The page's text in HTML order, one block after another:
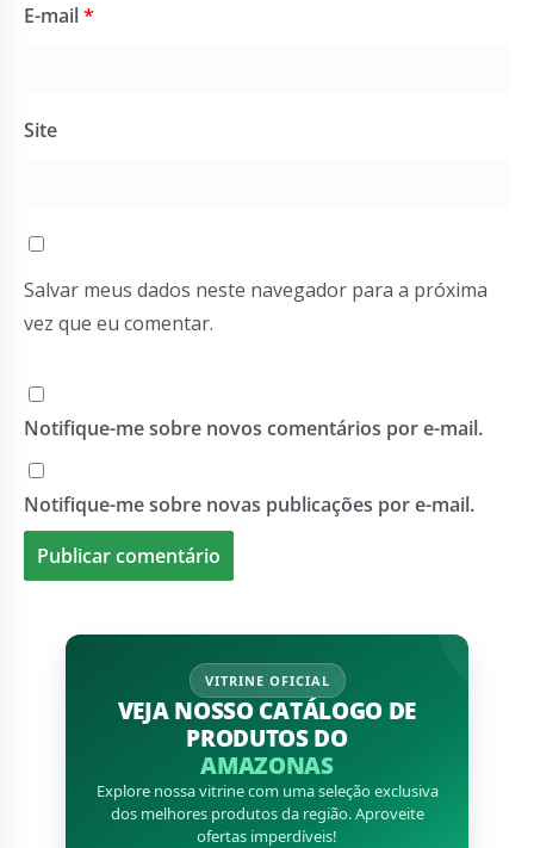
E-mail*
Site
Salvar meus dados neste navegador para a próxima
vez que eu comentar.
Notifique-me sobre novos comentários por e-mail.
Notifique-me sobre novas publicações por e-mail.
VITRINE OFICIAL
VEJA NOSSO CATÁLOGO DE
PRODUTOS DO
AMAZONAS
Explore nossa vitrine com uma seleção exclusiva
dos melhores produtos da região. Aproveite
ofertas imperdíveis!